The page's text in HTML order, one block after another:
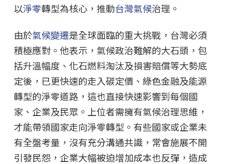
以淨零轉型為核心，推動台灣氣候治理。
由於氣候變遷是全球面臨的重大挑戰，台灣必須
積極應對。他表示，氣候政治難解的大石頭，包
括升溫幅度、化石燃料淘汰及損害賠償等大勢底
定後，已更快速的走入碳定價、綠色金融及能源
轉型的淨零道路，這也直接快速影響到每個國
家、企業及民眾。上位者需擁有氣候治理思維，
才能帶領國家走向淨零轉型。有些國家或企業未
有全盤考量，沒有充分溝通共識，常會施展不開
引發民怨，企業大幅被迫增加成本也反彈，造成